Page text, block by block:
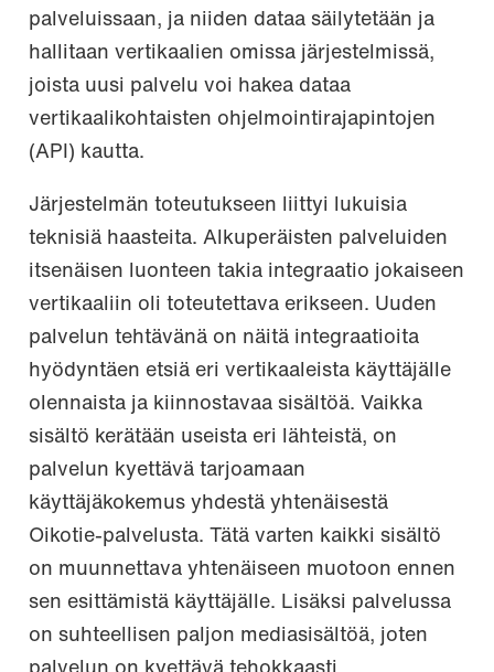
palveluissaan, ja niiden dataa säilytetään ja
hallitaan vertikaalien omissa järjestelmissä,
joista uusi palvelu voi hakea dataa
vertikaalikohtaisten ohjelmointirajapintojen
(API) kautta.
Järjestelmän toteutukseen liittyi lukuisia
teknisiä haasteita. Alkuperäisten palveluiden
itsenäisen luonteen takia integraatio jokaiseen
vertikaaliin oli toteutettava erikseen. Uuden
palvelun tehtävänä on näitä integraatioita
hyödyntäen etsiä eri vertikaaleista käyttäjälle
olennaista ja kiinnostavaa sisältöä. Vaikka
sisältö kerätään useista eri lähteistä, on
palvelun kyettävä tarjoamaan
käyttäjäkokemus yhdestä yhtenäisestä
Oikotie-palvelusta. Tätä varten kaikki sisältö
on muunnettava yhtenäiseen muotoon ennen
sen esittämistä käyttäjälle. Lisäksi palvelussa
on suhteellisen paljon mediasisältöä, joten